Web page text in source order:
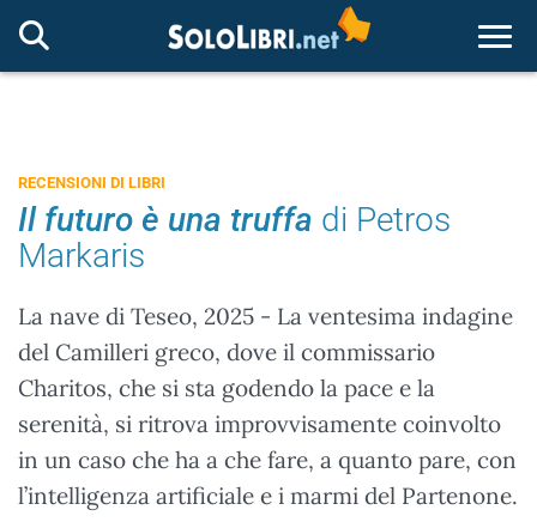
RECENSIONI DI LIBRI
Il futuro è una truffa di Petros
Markaris
La nave di Teseo, 2025 - La ventesima indagine
del Camilleri greco, dove il commissario
Charitos, che si sta godendo la pace e la
serenità, si ritrova improvvisamente coinvolto
in un caso che ha a che fare, a quanto pare, con
l’intelligenza artificiale e i marmi del Partenone.